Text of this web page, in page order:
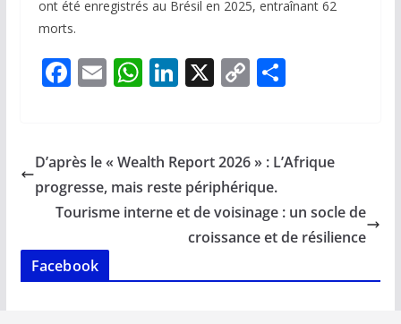
ont été enregistrés au Brésil en 2025, entraînant 62
morts.
F
b
o
o
k
E
l
W
s
A
p
Li
e
dI
n
X C
y
Li
n
k
P
g
D’après le « Wealth Report 2026 » : L’Afrique
progresse, mais reste périphérique.
Tourisme interne et de voisinage : un socle de
croissance et de résilience
Facebook